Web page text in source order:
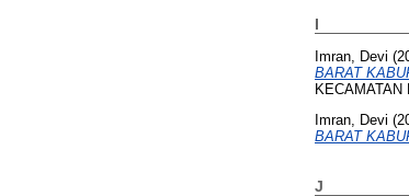
I
Imran, Devi
BARAT
KECAMATAN
Imran, Devi
BARAT
J